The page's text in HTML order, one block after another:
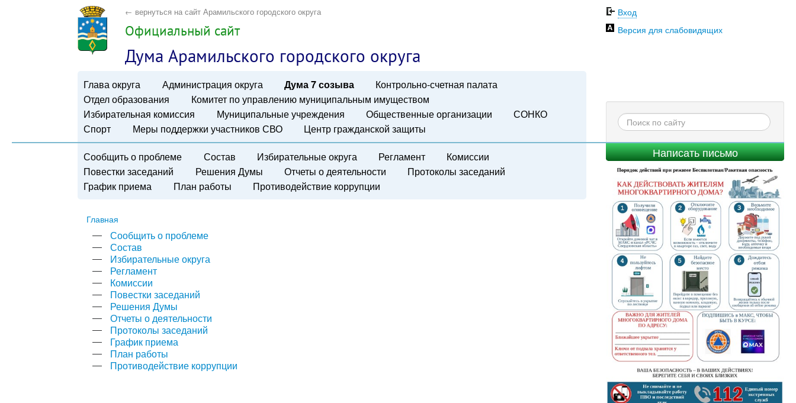
← вернуться на сайт Арамильского городского округа
Официальный сайт
Дума Арамильского городского округа
Глава округа Администрация округа Дума 7 созыва
Контрольно-счетная палата
Отдел образования
Комитет по управлению муниципальным имуществом
Избирательная комиссия
Муниципальные учреждения Общественные организации
СОНКО
Спорт
Меры поддержки участников СВО Центр гражданской защиты
Вход
Версия для слабовидящих
Написать письмо
Сообщить о проблеме Состав Избирательные округа Регламент
Комиссии
Повестки заседаний
Решения Думы Отчеты о деятельности
Протоколы заседаний
График приема
План работы Противодействие коррупции
Главная
Сообщить о проблеме
Состав
Избирательные округа
Регламент
Комиссии
Повестки заседаний
Решения Думы
Отчеты о деятельности
Протоколы заседаний
График приема
План работы
Противодействие коррупции